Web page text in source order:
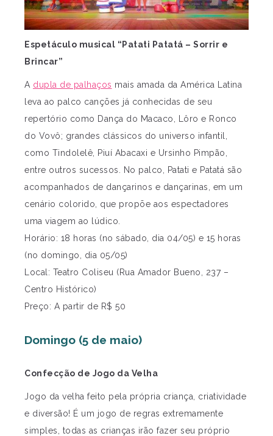
Espetáculo musical “Patati Patatá – Sorrir e
Brincar”
A dupla de palhaços mais amada da América Latina
leva ao palco canções já conhecidas de seu
repertório como Dança do Macaco, Lôro e Ronco
do Vovô; grandes clássicos do universo infantil,
como Tindolelê, Piuí Abacaxi e Ursinho Pimpão,
entre outros sucessos. No palco, Patati e Patatá são
acompanhados de dançarinos e dançarinas, em um
cenário colorido, que propõe aos espectadores
uma viagem ao lúdico.
Horário: 18 horas (no sábado, dia 04/05) e 15 horas
(no domingo, dia 05/05)
Local: Teatro Coliseu (Rua Amador Bueno, 237 –
Centro Histórico)
Preço: A partir de R$ 50
Domingo (5 de maio)
Confecção de Jogo da Velha
Jogo da velha feito pela própria criança, criatividade
e diversão! É um jogo de regras extremamente
simples, todas as crianças irão fazer seu próprio